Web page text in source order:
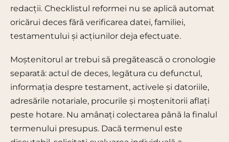
redacții. Checklistul reformei nu se aplică automat
oricărui deces fără verificarea datei, familiei,
testamentului și acțiunilor deja efectuate.
Moștenitorul ar trebui să pregătească o cronologie
separată: actul de deces, legătura cu defunctul,
informația despre testament, activele și datoriile,
adresările notariale, procurile și moștenitorii aflați
peste hotare. Nu amânați colectarea până la finalul
termenului presupus. Dacă termenul este